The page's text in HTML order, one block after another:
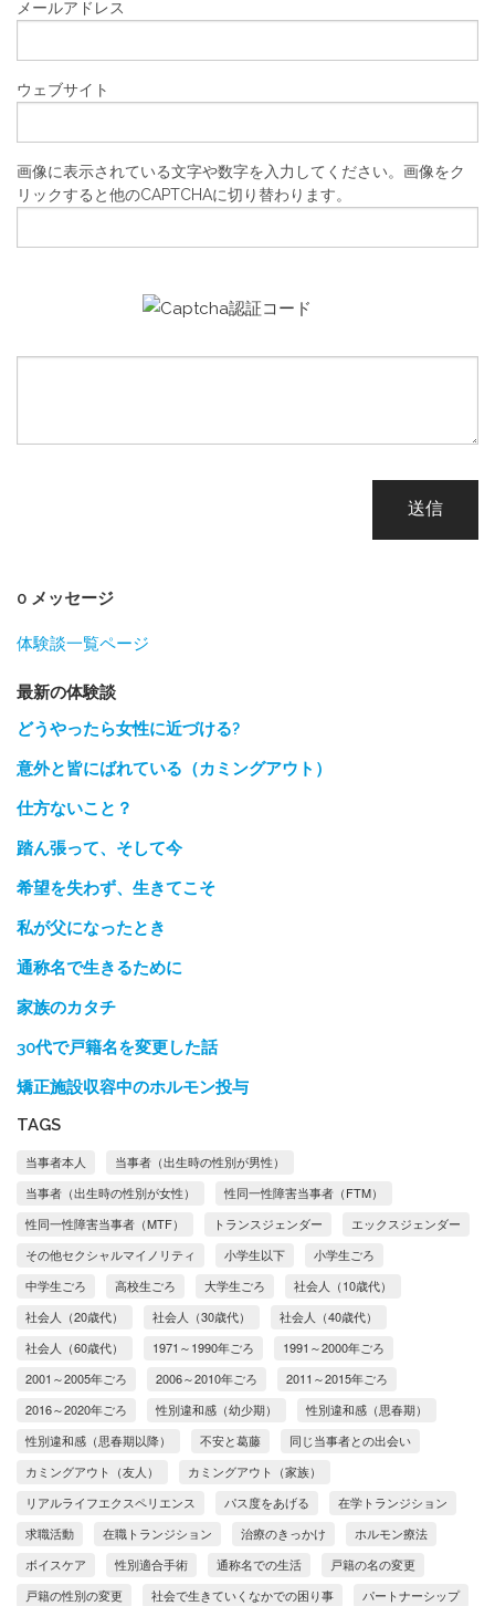
メールアドレス
ウェブサイト
画像に表示されている文字や数字を入力してください。画像をク
リックすると他のCAPTCHAに切り替わります。
送信
0 メッセージ
体験談一覧ページ
最新の体験談
どうやったら女性に近づける?
意外と皆にばれている（カミングアウト）
仕方ないこと？
踏ん張って、そして今
希望を失わず、生きてこそ
私が父になったとき
通称名で生きるために
家族のカタチ
30代で戸籍名を変更した話
矯正施設収容中のホルモン投与
TAGS
当事者本人
当事者（出生時の性別が男性）
当事者（出生時の性別が女性）
性同一性障害当事者（FTM）
性同一性障害当事者（MTF）
トランスジェンダー
エックスジェンダー
その他セクシャルマイノリティ
小学生以下
小学生ごろ
中学生ごろ
高校生ごろ 大学生ごろ
社会人（10歳代）
社会人（20歳代）
社会人（30歳代）
社会人（40歳代）
社会人（60歳代）
1971～1990年ごろ
1991～2000年ごろ
2001～2005年ごろ
2006～2010年ごろ
2011～2015年ごろ
2016～2020年ごろ
性別違和感（幼少期）
性別違和感（思春期）
性別違和感（思春期以降）
不安と葛藤
同じ当事者との出会い
カミングアウト（友人）
カミングアウト（家族）
リアルライフエクスペリエンス
パス度をあげる
在学トランジション
求職活動
在職トランジション 治療のきっかけ
ホルモン療法
ボイスケア
性別適合手術 通称名での生活
戸籍の名の変更
戸籍の性別の変更
社会で生きていくなかでの困り事
パートナーシップ